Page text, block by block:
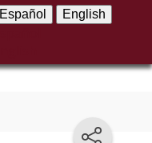
Español English